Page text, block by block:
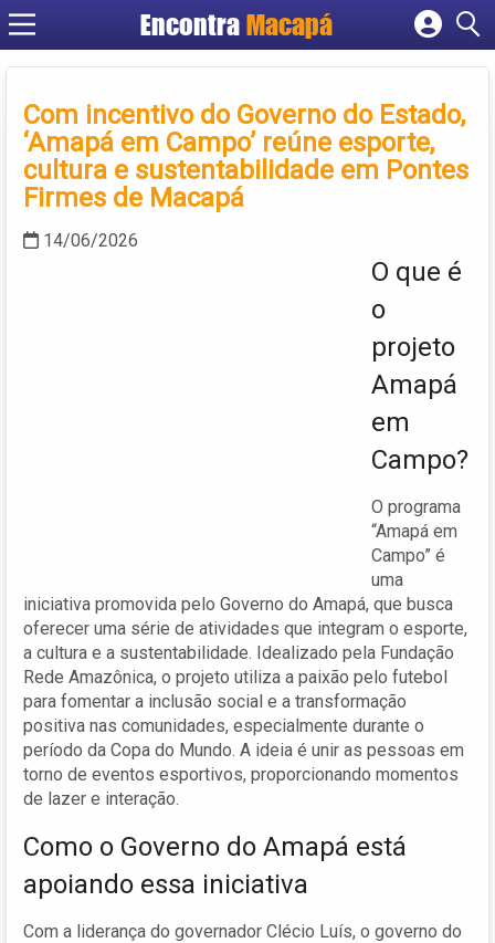
EncontraMacapá
Cadastrar empresa
Criar conta
Com incentivo do Governo do Estado,
‘Amapá em Campo’ reúne esporte,
cultura e sustentabilidade em Pontes
Firmes de Macapá
14/06/2026
O que é
o
projeto
Amapá
em
Campo?
O programa
“Amapá em
Campo” é
uma
iniciativa promovida pelo Governo do Amapá, que busca
oferecer uma série de atividades que integram o esporte,
a cultura e a sustentabilidade. Idealizado pela Fundação
Rede Amazônica, o projeto utiliza a paixão pelo futebol
para fomentar a inclusão social e a transformação
positiva nas comunidades, especialmente durante o
período da Copa do Mundo. A ideia é unir as pessoas em
torno de eventos esportivos, proporcionando momentos
de lazer e interação.
Como o Governo do Amapá está
apoiando essa iniciativa
Com a liderança do governador Clécio Luís, o governo do